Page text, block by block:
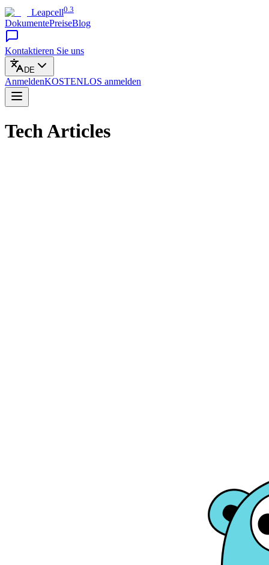
Leapcell0.3
DokumentePreiseBlog
Kontaktieren Sie uns
DE
AnmeldenKOSTENLOS anmelden
Tech Articles